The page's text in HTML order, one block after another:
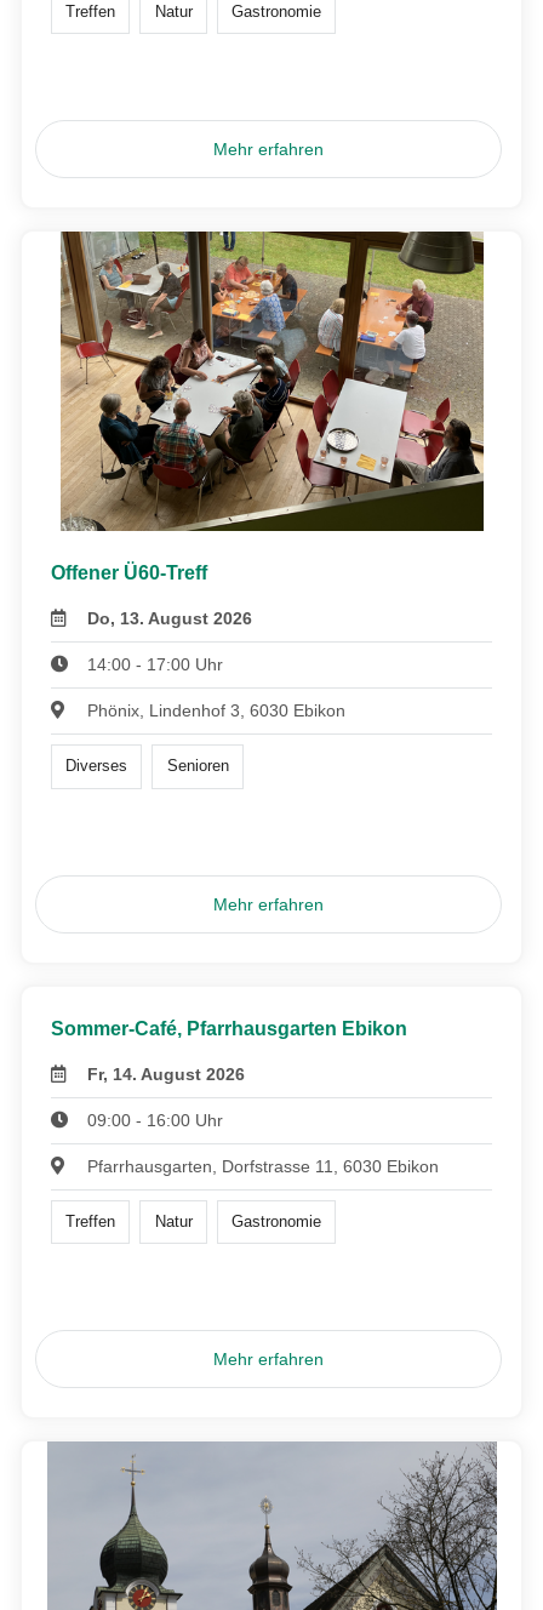
Treffen Natur Gastronomie
Mehr erfahren
Offener Ü60-Treff
Do, 13. August 2026
14:00 - 17:00 Uhr
Phönix, Lindenhof 3, 6030 Ebikon
Diverses Senioren
Mehr erfahren
Sommer-Café, Pfarrhausgarten Ebikon
Fr, 14. August 2026
09:00 - 16:00 Uhr
Pfarrhausgarten, Dorfstrasse 11, 6030 Ebikon
Treffen Natur Gastronomie
Mehr erfahren